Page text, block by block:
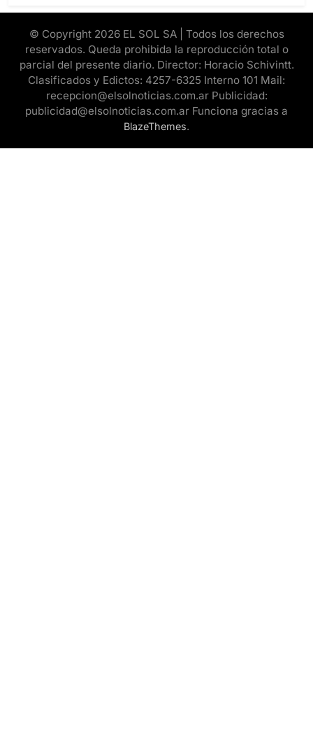
© Copyright 2026 EL SOL SA | Todos los derechos
reservados. Queda prohibida la reproducción total o
parcial del presente diario. Director: Horacio Schivintt.
Clasificados y Edictos: 4257-6325 Interno 101 Mail:
recepcion@elsolnoticias.com.ar Publicidad:
publicidad@elsolnoticias.com.ar Funciona gracias a
BlazeThemes.